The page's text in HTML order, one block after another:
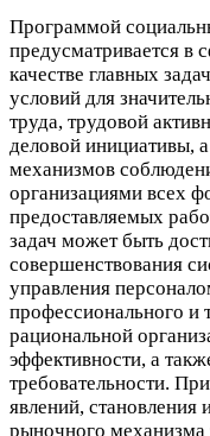
Программой
предусматривается в
качестве главных
условий для
труда, трудовой
деловой инициативы,
механизмов
организациями всех
предоставляемых
задач может быть
совершенствования
управления
профессионального и
рациональной
эффективности, а
требовательности.
явлений,
рыночного механизма